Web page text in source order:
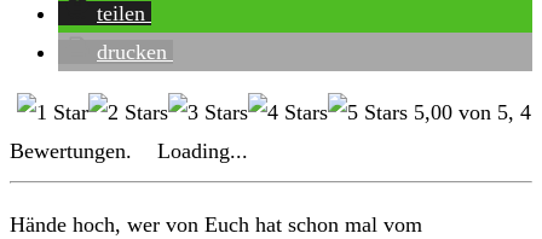
teilen
drucken
5,00 von 5, 4
Bewertungen.
Loading...
Hände hoch, wer von Euch hat schon mal vom